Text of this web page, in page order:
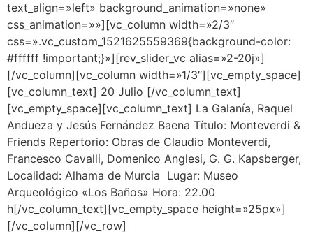
text_align=»left» background_animation=»none»
css_animation=»»][vc_column width=»2/3″
css=».vc_custom_1521625559369{background-color:
#ffffff !important;}»][rev_slider_vc alias=»2-20j»]
[/vc_column][vc_column width=»1/3″][vc_empty_space]
[vc_column_text] 20 Julio [/vc_column_text]
[vc_empty_space][vc_column_text] La Galanía, Raquel
Andueza y Jesús Fernández Baena Título: Monteverdi &
Friends Repertorio: Obras de Claudio Monteverdi,
Francesco Cavalli, Domenico Anglesi, G. G. Kapsberger,
Localidad: Alhama de Murcia Lugar: Museo
Arqueológico «Los Baños» Hora: 22.00
h[/vc_column_text][vc_empty_space height=»25px»]
[/vc_column][/vc_row]